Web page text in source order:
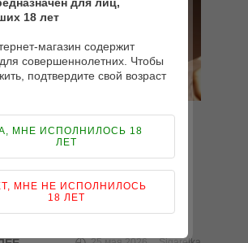
Artio 2 от Oxva
вейпинг становится
удобным.
18 лет
магазин содержит
совершеннолетних. Чтобы
подтвердите свой возраст
МНЕ ИСПОЛНИЛОСЬ 18
ЛЕТ
МНЕ НЕ ИСПОЛНИЛОСЬ
18 ЛЕТ